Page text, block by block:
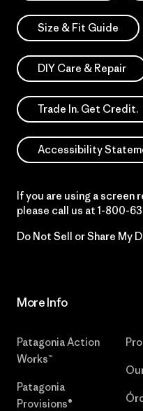
Size & Fit Guide
DIY Care & Repair
Trade In. Get Credit.
Accessibility
If you are using a
please call us at 1-800-
Do Not Sell or Share My
More Info
Patagonia Action
Works™
Patagonia
Provisions®